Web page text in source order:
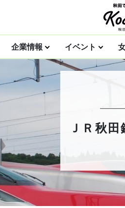
企業情報 イベント
ＪＲ秋